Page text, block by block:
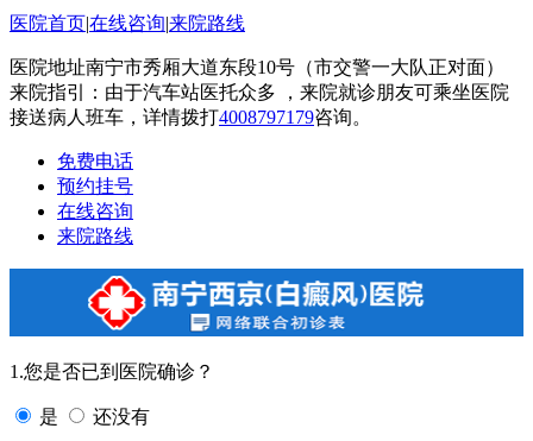
医院首页|在线咨询|来院路线
医院地址南宁市秀厢大道东段10号（市交警一大队正对面）
来院指引：由于汽车站医托众多 ，来院就诊朋友可乘坐医院
接送病人班车，详情拨打4008797179咨询。
免费电话
预约挂号
在线咨询
来院路线
1.您是否已到医院确诊？
是 还没有